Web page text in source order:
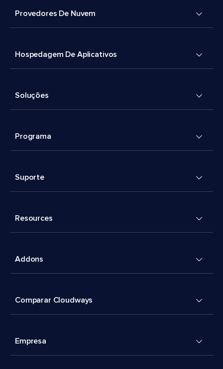
Provedores De Nuvem
Hospedagem De Aplicativos
Soluções
Programa
Suporte
Resources
Addons
Comparar Cloudways
Empresa